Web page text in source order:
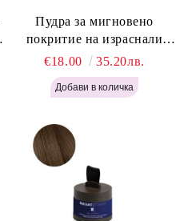
Пудра за мигновено
покритие на израснали
корени Светло Русо - Labor
Pro Instant Retouch Powder -
Light Blonde H646
€18.00 35.20лв.